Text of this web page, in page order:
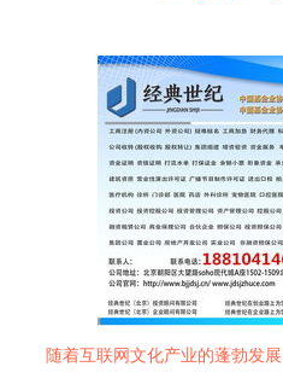
随着互联网文化产业的蓬勃发